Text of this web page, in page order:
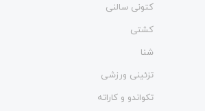
کتونی سالنی
کشتی
شنا
تزئینی ورزشی
تکواندو و کاراته